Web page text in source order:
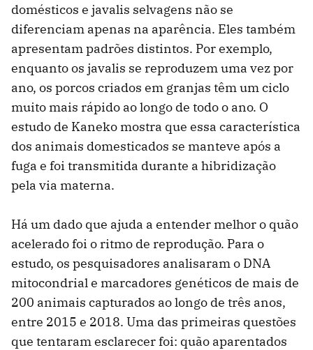
domésticos e javalis selvagens não se
diferenciam apenas na aparência. Eles também
apresentam padrões distintos. Por exemplo,
enquanto os javalis se reproduzem uma vez por
ano, os porcos criados em granjas têm um ciclo
muito mais rápido ao longo de todo o ano. O
estudo de Kaneko mostra que essa característica
dos animais domesticados se manteve após a
fuga e foi transmitida durante a hibridização
pela via materna.
Há um dado que ajuda a entender melhor o quão
acelerado foi o ritmo de reprodução. Para o
estudo, os pesquisadores analisaram o DNA
mitocondrial e marcadores genéticos de mais de
200 animais capturados ao longo de três anos,
entre 2015 e 2018. Uma das primeiras questões
que tentaram esclarecer foi: quão aparentados